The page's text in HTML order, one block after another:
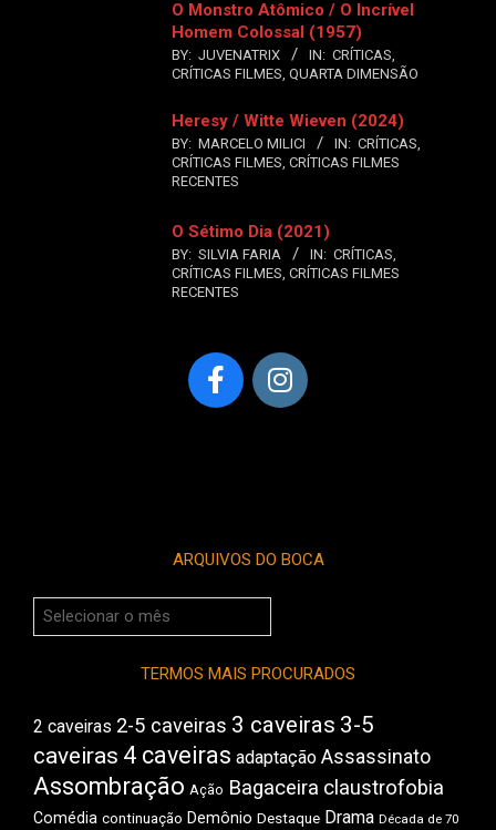
O Monstro Atômico / O Incrível
Homem Colossal (1957)
BY: JUVENATRIX IN: CRÍTICAS,
CRÍTICAS FILMES, QUARTA DIMENSÃO
Heresy / Witte Wieven (2024)
BY: MARCELO MILICI IN: CRÍTICAS,
CRÍTICAS FILMES, CRÍTICAS FILMES
RECENTES
O Sétimo Dia (2021)
BY: SILVIA FARIA IN: CRÍTICAS,
CRÍTICAS FILMES, CRÍTICAS FILMES
RECENTES
ARQUIVOS DO BOCA
Arquivos
do
TERMOS MAIS PROCURADOS
2 caveiras 2-5 caveiras 3 caveiras 3-5
caveiras 4 caveiras adaptação Assassinato
Assombração Ação Bagaceira claustrofobia
Comédia continuação Demônio Destaque Drama Década de 70